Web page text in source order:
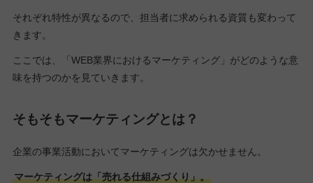
それぞれ特性が異なるので、担当者に求められる資質も変わって
きます。
ここでは、「WEB業界におけるマーケティング」がどのような意
味を持つのかを見ていきます。
そもそもマーケティングとは？
企業の事業活動においてマーケティングは欠かせません。
マーケティングは「売れる仕組みづくり」。